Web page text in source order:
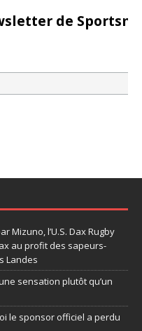
de
Mizuno, l’U.S. Dax Rugby
au profit des sapeurs-
Landes
sensation plutôt qu’un
le sponsor officiel a perdu